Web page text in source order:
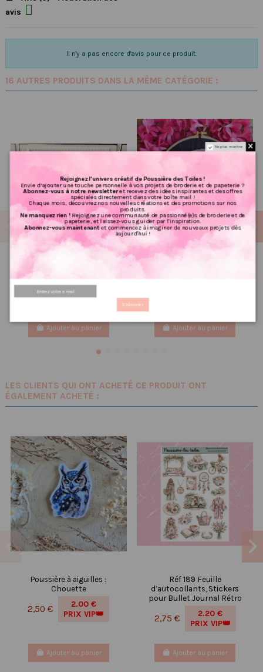
avis 
Il n'y a pas encore d'avis pour ce produit.
16 AUTRES PRODUITS DANS LA MÊME CATÉGORIE :
Summer house PDF
7,00 €
5.60 €
PRIX VIP👑
Ajouter au panier Ajouter au panier
LES CLIENTS QUI ONT ACHETÉ CE PRODUIT ONT
ÉGALEMENT ACHETÉ :
Poussière à aiguilles :
Chouette
2,50 €
2.00 €
PRIX VIP👑
Ajouter au panier
Réf 189 Feuille
d’autocollants, Stickers
pour Bullet Journal Rétro
2,75 €
2.20 €
PRIX VIP👑
Ajouter au panier
Ne plus montrer.
Rejoignez l’univers créatif de Poussière des Toiles !
Envie d’ajouter une touche personnelle à vos projets de broderie et de papeterie ?
Abonnez-vous à notre newsletteret recevez des idées inspirantes et des offres
spéciales directement dans votre boîte mail !
Chaque mois, découvrez nos nouvelles créations et des promotions sur nos
produits.
Ne manquez rien !Rejoignez une communauté de passionné(e)s de broderie et de
papeterie, et laissez-vous guider par l'inspiration.
Abonnez-vous maintenantet commencez à imaginer de nouveaux projets dès
aujourd'hui !
S'abonner